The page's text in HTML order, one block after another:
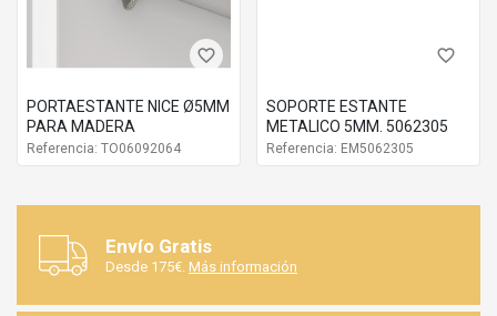
favorite_border
PORTAESTANTE NICE Ø5MM
PARA MADERA
Referencia: TO06092064
favorite_border
SOPORTE ESTANTE
METALICO 5MM. 5062305
Referencia: EM5062305
Envío Gratis
Desde 175€. Más información